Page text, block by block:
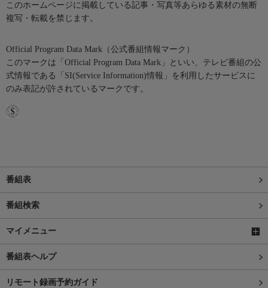
このホームページに掲載している記事・写真等あらゆる素材の無断
複写・転載を禁じます。
Official Program Data Mark（公式番組情報マーク）
このマークは「Official Program Data Mark」といい、テレビ番組の公
式情報である「SI(Service Information)情報」を利用したサービスに
のみ表記が許されているマークです。
番組表
番組検索
マイメニュー
番組表ヘルプ
リモート録画予約ガイド